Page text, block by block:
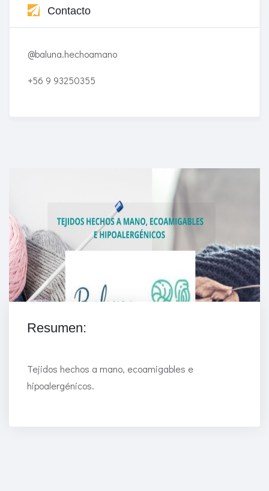
Contacto
@baluna.hechoamano
+56 9 93250355
Get unlimited access to 2,000 of Educati’s top
Join Now
Resumen:
Tejidos hechos a mano, ecoamigables e
hipoalergénicos.